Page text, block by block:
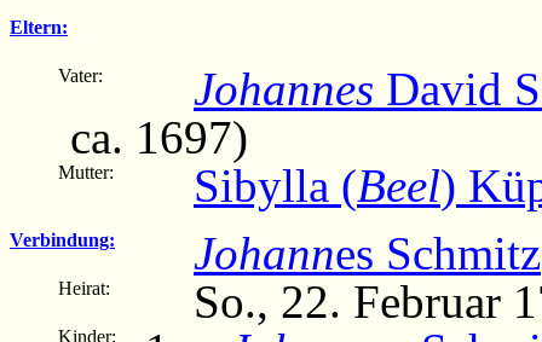
Eltern:
Vater: Johannes David
ca. 1697)
Mutter: Sibylla (Beel)
Verbindung: Johannes Schmitz
Heirat: So., 22. Februar
Kinder: